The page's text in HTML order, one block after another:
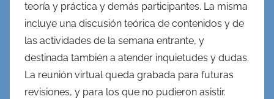
teoría y práctica y demás participantes. La misma
incluye una discusión teórica de contenidos y de
las actividades de la semana entrante, y
destinada también a atender inquietudes y dudas.
La reunión virtual queda grabada para futuras
revisiones, y para los que no pudieron asistir.